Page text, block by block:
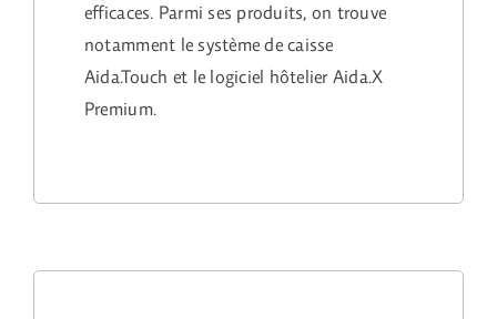
efficaces. Parmi ses produits, on trouve
notamment le système de caisse
Aida.Touch et le logiciel hôtelier Aida.X
Premium.